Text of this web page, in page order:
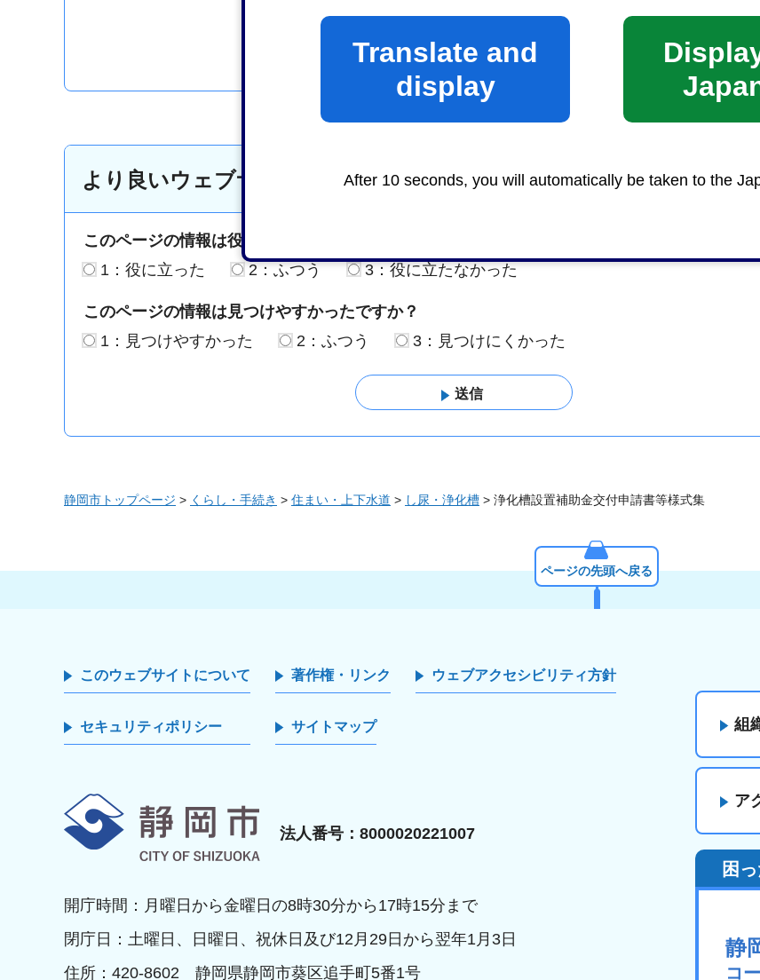
Translate and
display
After 10 seconds, you will automatically be taken to the
より良いウェブサイトにするためにみなさまのご意見をお聞かせく
このページの情報は役に立ちましたか？
1：役に立った
2：ふつう 3：役に立たなかった
このページの情報は見つけやすかったですか？
1：見つけやすかった
2：ふつう 3：見つけにくかった
静岡市トップページ > くらし・手続き > 住まい・上下水道 > し尿・浄化槽 > 浄化槽設置補助金交付申請書等様式集
ページの先頭へ戻る
このウェブサイトについて 著作権・リンク ウェブアクセシビリティ方針
セキュリティポリシー サイトマップ
法人番号：8000020221007
開庁時間：月曜日から金曜日の8時30分から17時15分まで
閉庁日：土曜日、日曜日、祝休日及び12月29日から翌年1月3日
住所：420-8602 静岡県静岡市葵区追手町5番1号
組
ア
困
静
コ